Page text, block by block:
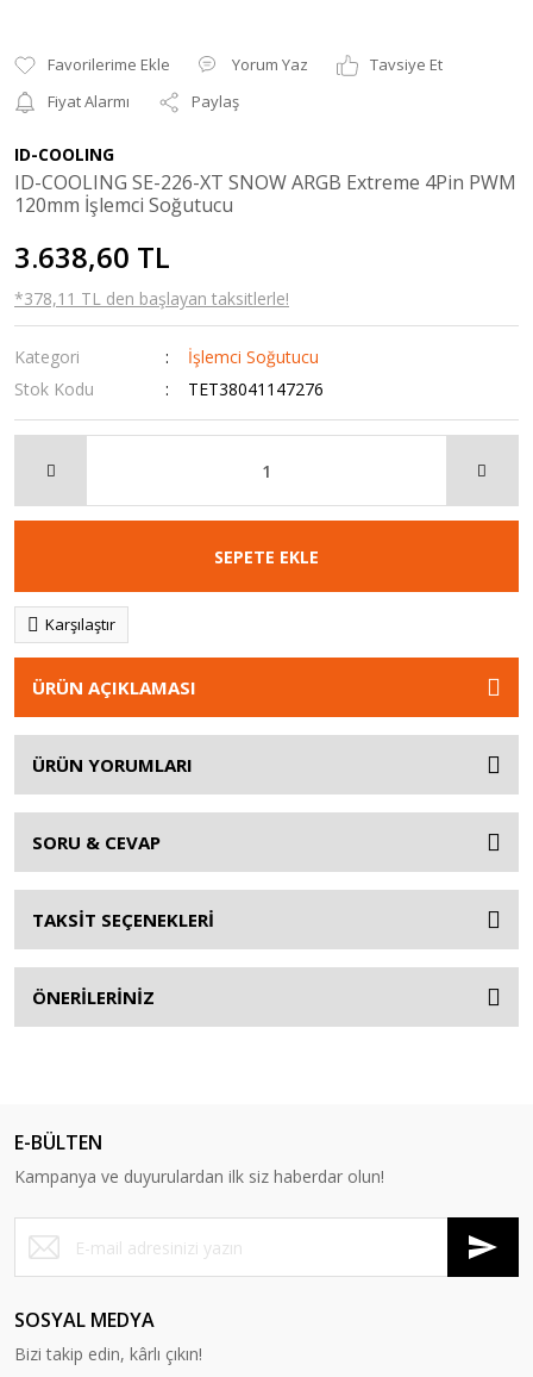
Yorum Yaz
Tavsiye Et
Fiyat Alarmı
Paylaş
ID-COOLING
ID-COOLING SE-226-XT SNOW ARGB Extreme 4Pin PWM
120mm İşlemci Soğutucu
3.638,60 TL
*378,11 TL den başlayan taksitlerle!
Kategori
İşlemci Soğutucu
Stok Kodu
TET38041147276
SEPETE EKLE
Karşılaştır
ÜRÜN AÇIKLAMASI
ÜRÜN YORUMLARI
SORU & CEVAP
TAKSİT SEÇENEKLERİ
ÖNERİLERİNİZ
E-BÜLTEN
Kampanya ve duyurulardan ilk siz haberdar olun!
SOSYAL MEDYA
Bizi takip edin, kârlı çıkın!